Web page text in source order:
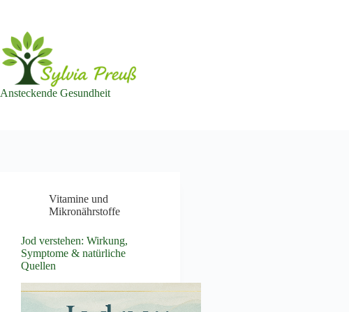
springen
Ansteckende Gesundheit
Vitamine und
Mikronährstoffe
Jod verstehen: Wirkung,
Symptome & natürliche
Quellen